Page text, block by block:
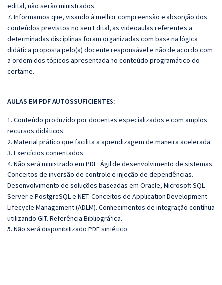
edital, não serão ministrados.
7. Informamos que, visando à melhor compreensão e absorção dos
conteúdos previstos no seu Edital, as videoaulas referentes a
determinadas disciplinas foram organizadas com base na lógica
didática proposta pelo(a) docente responsável e não de acordo com
a ordem dos tópicos apresentada no conteúdo programático do
certame.
AULAS EM PDF AUTOSSUFICIENTES:
1. Conteúdo produzido por docentes especializados e com amplos
recursos didáticos.
2. Material prático que facilita a aprendizagem de maneira acelerada.
3. Exercícios comentados.
4. Não será ministrado em PDF: Ágil de desenvolvimento de sistemas.
Conceitos de inversão de controle e injeção de dependências.
Desenvolvimento de soluções baseadas em Oracle, Microsoft SQL
Server e PostgreSQL e NET. Conceitos de Application Development
Lifecycle Management (ADLM). Conhecimentos de integração contínua
utilizando GIT. Referência Bibliográfica.
5. Não será disponibilizado PDF sintético.